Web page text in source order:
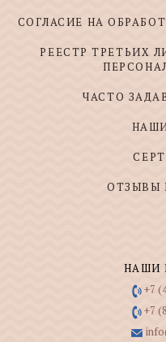
СОГЛАСИЕ НА
РЕЕСТР ТРЕТЬИХ
ЧАСТО
ОТЗЫВЫ
НАШИ
+7
+7